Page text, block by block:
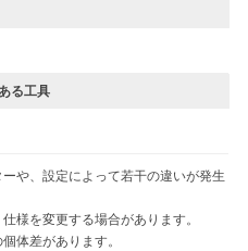
る工具
や、設定によって若干の違いが発生
様を変更する場合があります。
体差があります。